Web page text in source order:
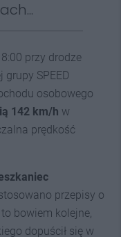
przy drodze
SPEED
osobowego
142 km/h w
prędkość
przepisy o
bowiem kolejne,
dopuścił się w